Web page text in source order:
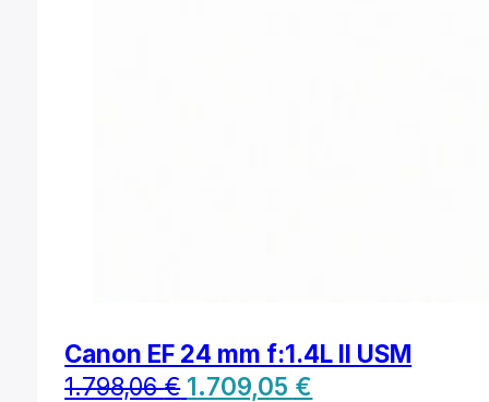
Canon EF 24 mm f:1.4L II USM
1.798,06€ El
1.709,05 €